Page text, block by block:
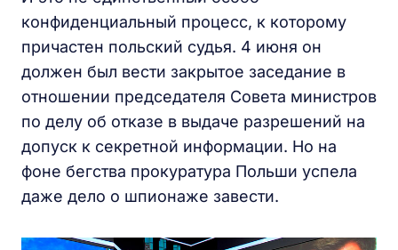
конфиденциальный процесс, к которому
причастен польский судья. 4 июня он
должен был вести закрытое заседание в
отношении председателя Совета министров
по делу об отказе в выдаче разрешений на
допуск к секретной информации. Но на
фоне бегства прокуратура Польши успела
даже дело о шпионаже завести.